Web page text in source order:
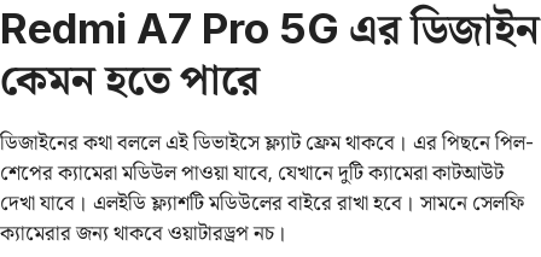
Redmi A7 Pro 5G এর ডিজাইন
কেমন হতে পারে
ডিজাইনের কথা বললে এই ডিভাইসে ফ্ল্যাট ফ্রেম থাকবে। এর পিছনে পিল-
শেপের ক্যামেরা মডিউল পাওয়া যাবে, যেখানে দুটি ক্যামেরা কাটআউট
দেখা যাবে। এলইডি ফ্ল্যাশটি মডিউলের বাইরে রাখা হবে। সামনে সেলফি
ক্যামেরার জন্য থাকবে ওয়াটারড্রপ নচ।